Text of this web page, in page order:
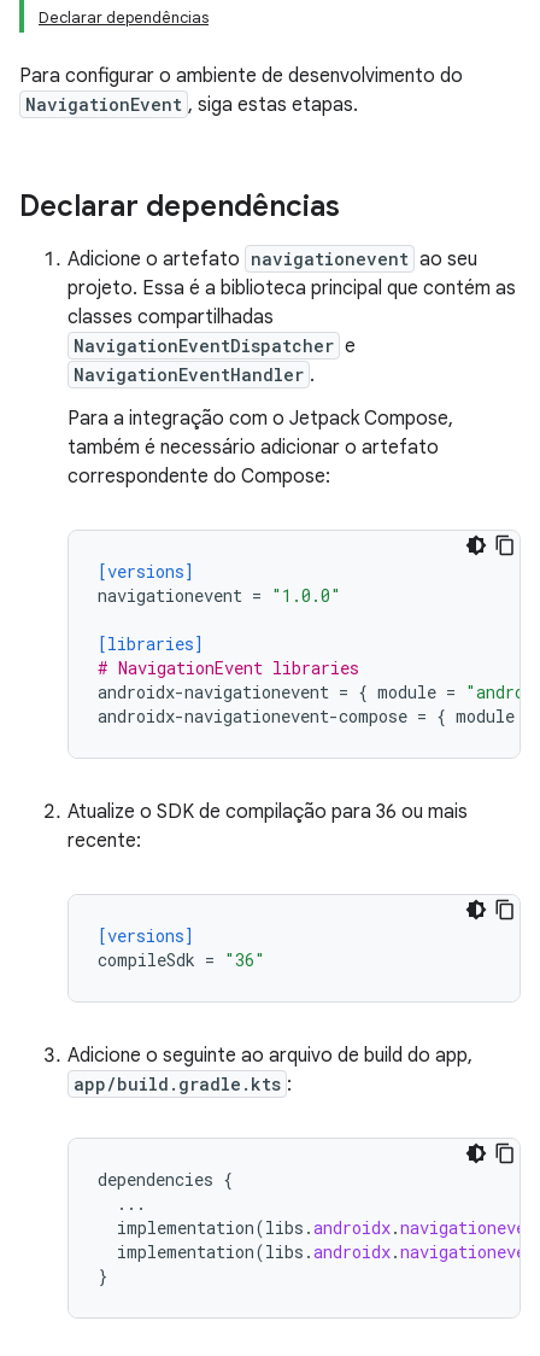
Declarar dependências
Para configurar o ambiente de desenvolvimento do
NavigationEvent , siga estas etapas.
Declarar dependências
Adicione o artefato navigationevent ao seu
projeto. Essa é a biblioteca principal que contém as
classes compartilhadas
NavigationEventDispatcher e
NavigationEventHandler .
Para a integração com o Jetpack Compose,
também é necessário adicionar o artefato
correspondente do Compose:
[versions]
navigationevent = "1.0.0"
[libraries]
# NavigationEvent libraries
androidx-navigationevent = { module =
androidx-navigationevent-compose = { module
Atualize o SDK de compilação para 36 ou mais
recente:
[versions]
compileSdk = "36"
Adicione o seguinte ao arquivo de build do app,
app/build.gradle.kts :
dependencies {
...
implementation(libs .androidx.
implementation(libs .androidx.
}